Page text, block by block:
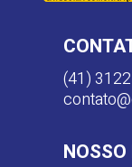
(41)
NOSSO